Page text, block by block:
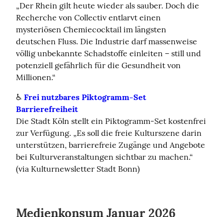
„Der Rhein gilt heute wieder als sauber. Doch die
Recherche von Collectiv entlarvt einen
mysteriösen Chemiecocktail im längsten
deutschen Fluss. Die Industrie darf massenweise
völlig unbekannte Schadstoffe einleiten – still und
potenziell gefährlich für die Gesundheit von
Millionen.“
♿️ Frei nutzbares Piktogramm-Set
Barrierefreiheit
Die Stadt Köln stellt ein Piktogramm-Set kostenfrei
zur Verfügung. „Es soll die freie Kulturszene darin
unterstützen, barrierefreie Zugänge und Angebote
bei Kulturveranstaltungen sichtbar zu machen.“
(via Kulturnewsletter Stadt Bonn)
Medienkonsum Januar 2026